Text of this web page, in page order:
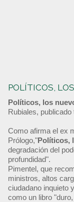
POLÍTICOS,
Políticos, los
Rubiales,
Como afirma el ex
Prólogo,"Políticos,
degradación del
profundidad".
Pimentel, que
ministros, altos
ciudadano inquieto
como un libro